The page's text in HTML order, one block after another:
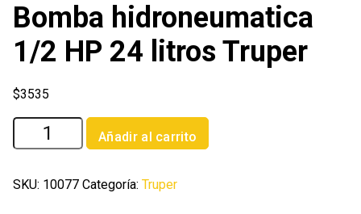
Bomba hidroneumatica
1/2 HP 24 litros Truper
$3535
Bomba
hidroneumatica
HP
Añadir al carrito
SKU: 10077 Categoría: Truper